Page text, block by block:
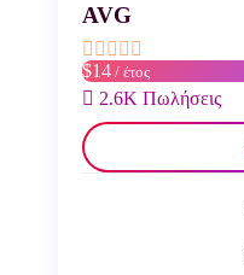
σελίδα
του
AVG
$14 / έτος
2.6K Πωλήσεις